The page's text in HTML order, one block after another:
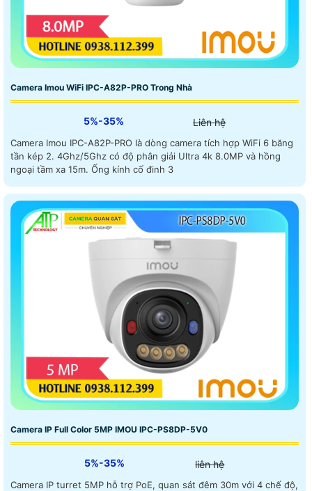
Camera Imou WiFi IPC-A82P-PRO Trong Nhà
5%-35% Liên hệ
Camera Imou IPC-A82P-PRO là dòng camera tích hợp WiFi 6 băng
tần kép 2. 4Ghz/5Ghz có độ phân giải Ultra 4k 8.0MP và hồng
ngoại tầm xa 15m. Ống kính cố đinh 3
Camera IP Full Color 5MP IMOU IPC-PS8DP-5V0
5%-35% liên hệ
Camera IP turret 5MP hỗ trợ PoE, quan sát đêm 30m với 4 chế độ,